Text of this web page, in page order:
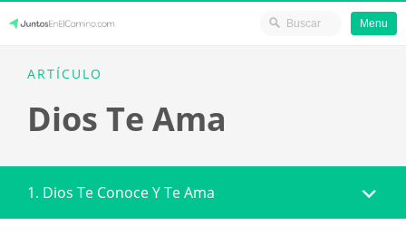
content
JuntosEnElCamino.com
Menu
ARTÍCULO
Dios Te Ama
1. Dios Te Conoce Y Te Ama